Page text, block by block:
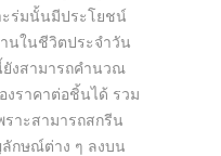
ะร่มนั้นมีประโยชน์
นในชีวิตประจำวัน
ยังสามารถคำนวณ
งราคาต่อชิ้นได้ รวม
ราะสามารถสกรีน
กษณ์ต่าง ๆ ลงบน